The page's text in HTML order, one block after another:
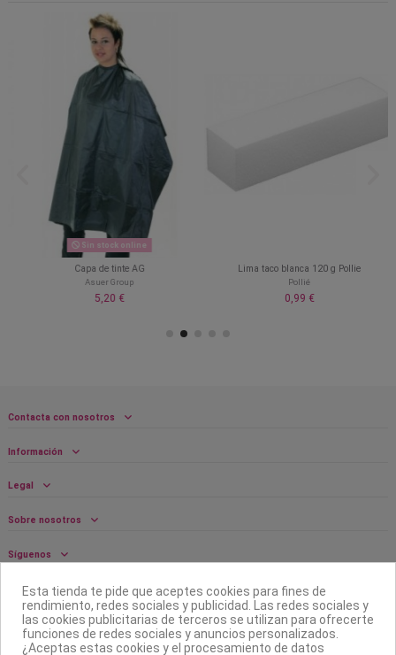
Sin stock online
Capa de tinte AG
Asuer Group
5,20 €
Lima taco blanca 120 g Pollie
Pollié
0,99 €
Contacta con nosotros
Información
Legal
Sobre nosotros
Síguenos
Boletín
Esta tienda te pide que aceptes cookies para fines de
rendimiento, redes sociales y publicidad. Las redes sociales y
las cookies publicitarias de terceros se utilizan para ofrecerte
funciones de redes sociales y anuncios personalizados.
¿Aceptas estas cookies y el procesamiento de datos